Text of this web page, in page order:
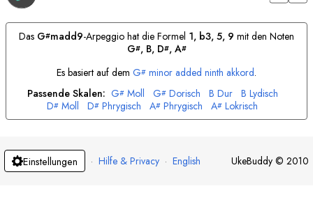
Das G#madd9-Arpeggio hat die Formel 1, b3, 5, 9 mit den Noten
G#, B, D#, A#
Es basiert auf dem G# minor added ninth akkord.
Passende Skalen: G# Moll G# Dorisch B Dur B Lydisch
D# Moll D# Phrygisch A# Phrygisch A# Lokrisch
Einstellungen · Hilfe & Privacy · English UkeBuddy © 2010